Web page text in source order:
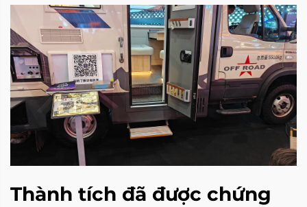
Thành tích đã được chứng